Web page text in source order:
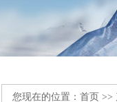
您现在的位置： 首页 >>